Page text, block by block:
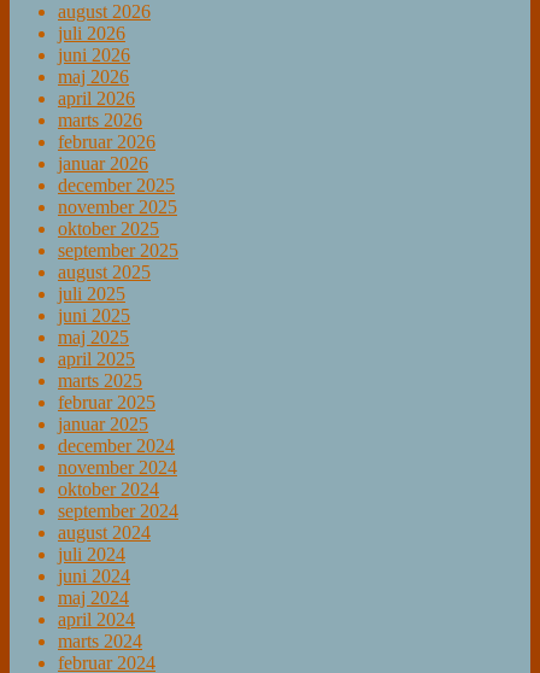
august 2026
juli 2026
juni 2026
maj 2026
april 2026
marts 2026
februar 2026
januar 2026
december 2025
november 2025
oktober 2025
september 2025
august 2025
juli 2025
juni 2025
maj 2025
april 2025
marts 2025
februar 2025
januar 2025
december 2024
november 2024
oktober 2024
september 2024
august 2024
juli 2024
juni 2024
maj 2024
april 2024
marts 2024
februar 2024